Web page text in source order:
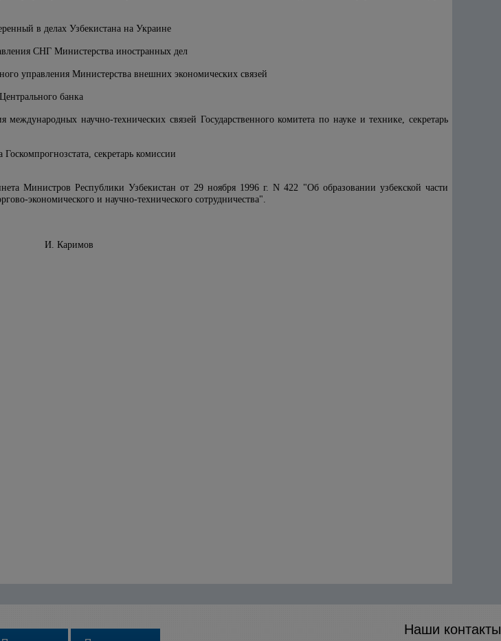
в делах Узбекистана на Украине
СНГ Министерства иностранных дел
управления Министерства внешних экономических связей
банка
научно-технических связей Государственного комитета по науке и технике, секретарь
секретарь комиссии
Министров Республики Узбекистан от 29 ноября 1996 г. N 422 "Об образовании узбекской части
экономического и научно-технического сотрудничества".
Каримов
Наши контакты